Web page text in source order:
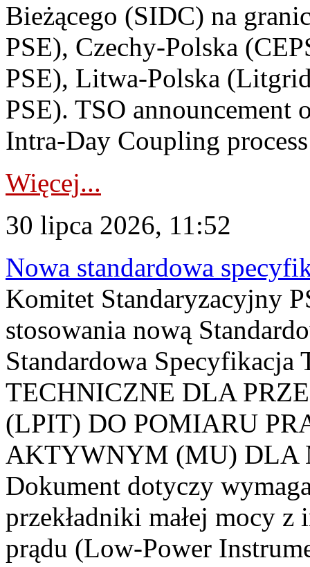
Bieżącego (SIDC) na
PSE), Czechy-Polska
PSE), Litwa-Polska
PSE). TSO announcement
Intra-Day Coupling
Więcej...
30 lipca 2026, 11:52
Nowa standardowa
Komitet Standaryzacyjny
stosowania nową
Standardowa
TECHNICZNE DLA
(LPIT) DO POMIARU
AKTYWNYM (MU) DLA
Dokument dotyczy
przekładniki małej mocy
prądu (Low-Power